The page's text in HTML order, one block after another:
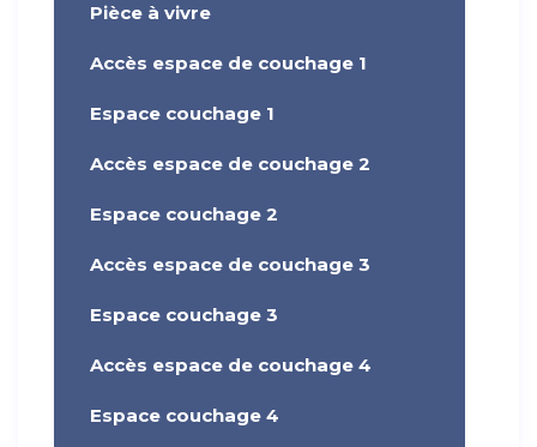
Pièce à vivre
Accès espace de couchage 1
Espace couchage 1
Accès espace de couchage 2
Espace couchage 2
Accès espace de couchage 3
Espace couchage 3
Accès espace de couchage 4
Espace couchage 4